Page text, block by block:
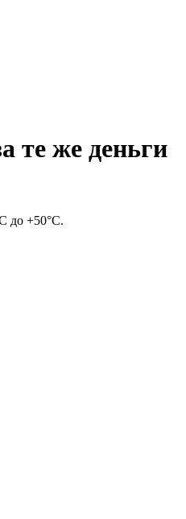
те же деньги
до +50°C.